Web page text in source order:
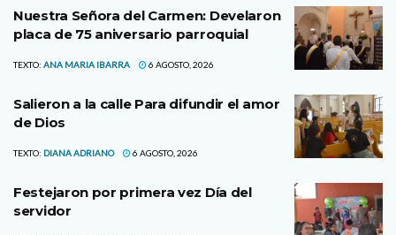
Nuestra Señora del Carmen: Develaron
placa de 75 aniversario parroquial
TEXTO: ANA MARIA IBARRA 6 AGOSTO, 2026
Salieron a la calle Para difundir el amor
de Dios
TEXTO: DIANA ADRIANO 6 AGOSTO, 2026
Festejaron por primera vez Día del
servidor